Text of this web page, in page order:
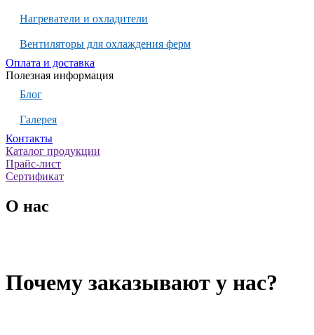
Нагреватели и охладители
Вентиляторы для охлаждения ферм
Оплата и доставка
Полезная информация
Блог
Галерея
Контакты
Каталог продукции
Прайс-лист
Сертификат
О нас
Почему заказывают у нас?